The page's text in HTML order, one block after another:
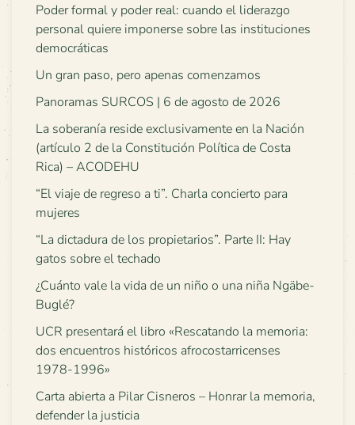
Poder formal y poder real: cuando el liderazgo
personal quiere imponerse sobre las instituciones
democráticas
Un gran paso, pero apenas comenzamos
Panoramas SURCOS | 6 de agosto de 2026
La soberanía reside exclusivamente en la Nación
(artículo 2 de la Constitución Política de Costa
Rica) – ACODEHU
“El viaje de regreso a ti”. Charla concierto para
mujeres
“La dictadura de los propietarios”. Parte II: Hay
gatos sobre el techado
¿Cuánto vale la vida de un niño o una niña Ngäbe-
Buglé?
UCR presentará el libro «Rescatando la memoria:
dos encuentros históricos afrocostarricenses
1978-1996»
Carta abierta a Pilar Cisneros – Honrar la memoria,
defender la justicia